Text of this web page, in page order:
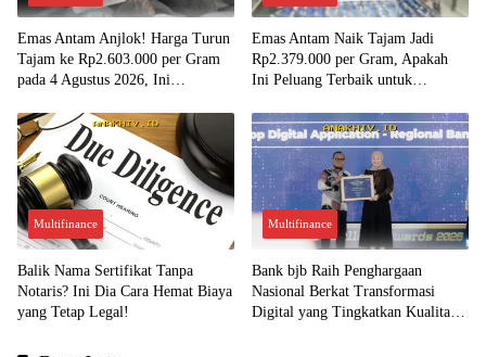
Emas Antam Anjlok! Harga Turun
Tajam ke Rp2.603.000 per Gram
pada 4 Agustus 2026, Ini
Emas Antam Naik Tajam Jadi
Rp2.379.000 per Gram, Apakah
Ini Peluang Terbaik untuk
Multifinance
Balik Nama Sertifikat Tanpa
Notaris? Ini Dia Cara Hemat Biaya
yang Tetap Legal!
Multifinance
Bank bjb Raih Penghargaan
Nasional Berkat Transformasi
Digital yang Tingkatkan Kualitas